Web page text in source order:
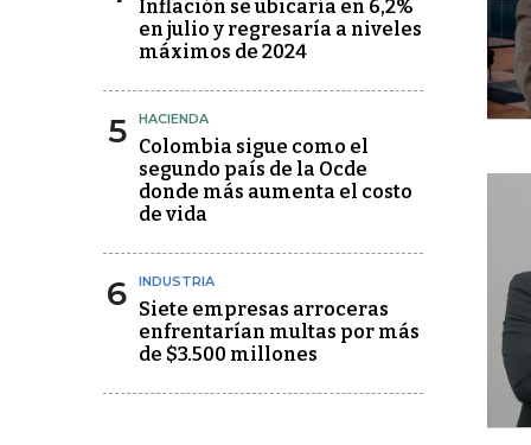
Inflación se ubicaría en 6,2%
en julio y regresaría a niveles
máximos de 2024
5 HACIENDA
Colombia sigue como el
segundo país de la Ocde
donde más aumenta el costo
de vida
6 INDUSTRIA
Siete empresas arroceras
enfrentarían multas por más
de $3.500 millones